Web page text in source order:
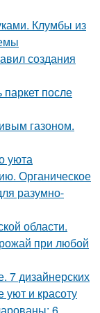
Клумбы из
создания
после
газоном.
уюта
Органическое
разумно-
области.
при любой
7 дизайнерских
уют и красоту